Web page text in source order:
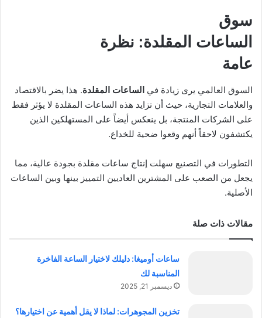
سوق
الساعات المقلدة: نظرة
عامة
السوق العالمي يرى زيادة في الساعات المقلدة. هذا يضر بالاقتصاد
والعلامات التجارية، حيث أن تزايد هذه الساعات المقلدة لا يؤثر فقط
على الشركات المنتجة، بل ينعكس أيضاً على المستهلكين الذين
يكتشفون لاحقاً أنهم وقعوا ضحية للخداع.
التطورات في التصنيع سهلت إنتاج ساعات مقلدة بجودة عالية، مما
يجعل من الصعب على المشترين العاديين التمييز بينها وبين الساعات
الأصلية.
مقالات ذات صلة
ساعات أوميغا: دليلك لاختيار الساعة الفاخرة
المناسبة لك
ديسمبر 21, 2025
تخزين المجوهرات: لماذا لا يقل أهمية عن اختيارها؟